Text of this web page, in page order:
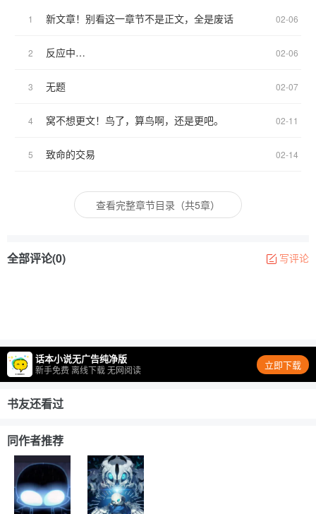
1 新文章！别看这一章节不是正文，全是废话 02-06
2 反应中… 02-06
3 无题 02-07
4 窝不想更文！鸟了，算鸟啊，还是更吧。 02-11
5 致命的交易 02-14
查看完整章节目录（共5章）
全部评论(0) 写评论
话本小说无广告纯净版
新手免费 离线下载 无网阅读 立即下载
书友还看过
同作者推荐